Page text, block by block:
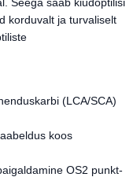
korduvalt ja turvaliselt
(LCA/SCA)
koos
OS2 punkt-